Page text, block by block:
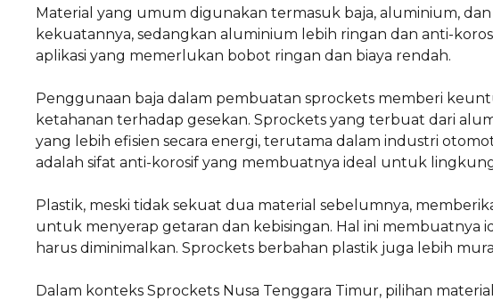
Material yang umum digunakan termasuk baja, aluminium,
kekuatannya, sedangkan aluminium lebih ringan dan anti-
aplikasi yang memerlukan bobot ringan dan biaya rendah.
Penggunaan baja dalam pembuatan sprockets memberi
ketahanan terhadap gesekan. Sprockets yang terbuat dari
yang lebih efisien secara energi, terutama dalam industri
adalah sifat anti-korosif yang membuatnya ideal untuk
Plastik, meski tidak sekuat dua material sebelumnya,
untuk menyerap getaran dan kebisingan. Hal ini membuatnya
harus diminimalkan. Sprockets berbahan plastik juga lebih
Dalam konteks Sprockets Nusa Tenggara Timur, pilihan